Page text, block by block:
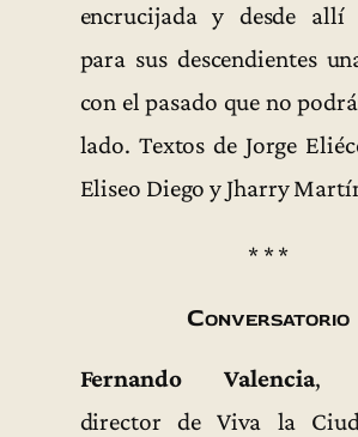
encrucijada y desde allí
para sus descendientes
con el pasado que no
lado. Textos de Jorge
Eliseo Diego y Jharry
* * *
Conversatorio
Fernando Valencia,
director de Viva la